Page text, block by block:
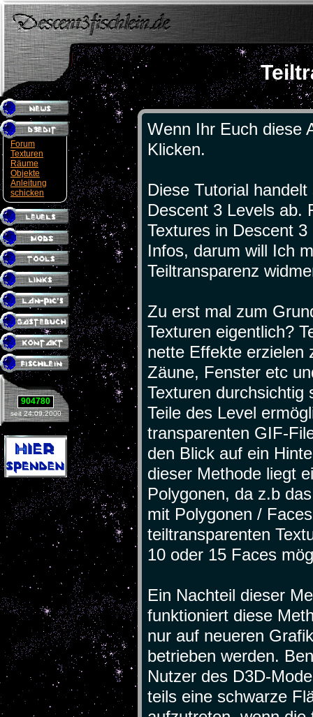
Forum
Texturen
Räume
Objekte
Anleitung
schicken
904780
seit 24.09.2000
Wenn Ihr Euch diese
Klicken.
Diese Tutorial
Descent 3 Levels ab.
Textures in Descent
Infos, darum will Ich
Teiltransparenz
Zu erst mal zum
Texturen eigentlich?
nette Effekte erzielen
Zäune, Fenster etc
Texturen durchsichtig
Teile des Level
transparenten GIF-
den Blick auf ein
dieser Methode liegt
Polygonen, da z.b
mit Polygonen /
teiltransparenten
10 oder 15 Faces
Ein Nachteil dieser
funktioniert diese
nur auf neueren
betrieben werden.
Nutzer des D3D-
teils eine schwarze